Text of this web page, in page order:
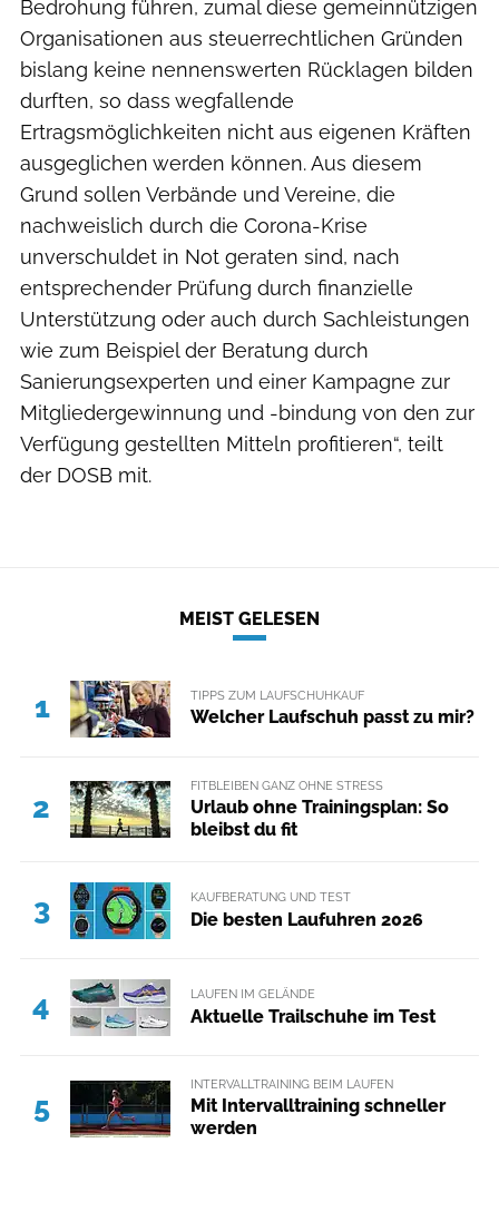
Bedrohung führen, zumal diese gemeinnützigen
Organisationen aus steuerrechtlichen Gründen
bislang keine nennenswerten Rücklagen bilden
durften, so dass wegfallende
Ertragsmöglichkeiten nicht aus eigenen Kräften
ausgeglichen werden können. Aus diesem
Grund sollen Verbände und Vereine, die
nachweislich durch die Corona-Krise
unverschuldet in Not geraten sind, nach
entsprechender Prüfung durch finanzielle
Unterstützung oder auch durch Sachleistungen
wie zum Beispiel der Beratung durch
Sanierungsexperten und einer Kampagne zur
Mitgliedergewinnung und -bindung von den zur
Verfügung gestellten Mitteln profitieren“, teilt
der DOSB mit.
MEIST GELESEN
1 TIPPS ZUM LAUFSCHUHKAUF
Welcher Laufschuh passt zu mir?
2
FITBLEIBEN GANZ OHNE STRESS
Urlaub ohne Trainingsplan: So
bleibst du fit
3 KAUFBERATUNG UND TEST
Die besten Laufuhren 2026
4 LAUFEN IM GELÄNDE
Aktuelle Trailschuhe im Test
5
INTERVALLTRAINING BEIM LAUFEN
Mit Intervalltraining schneller
werden